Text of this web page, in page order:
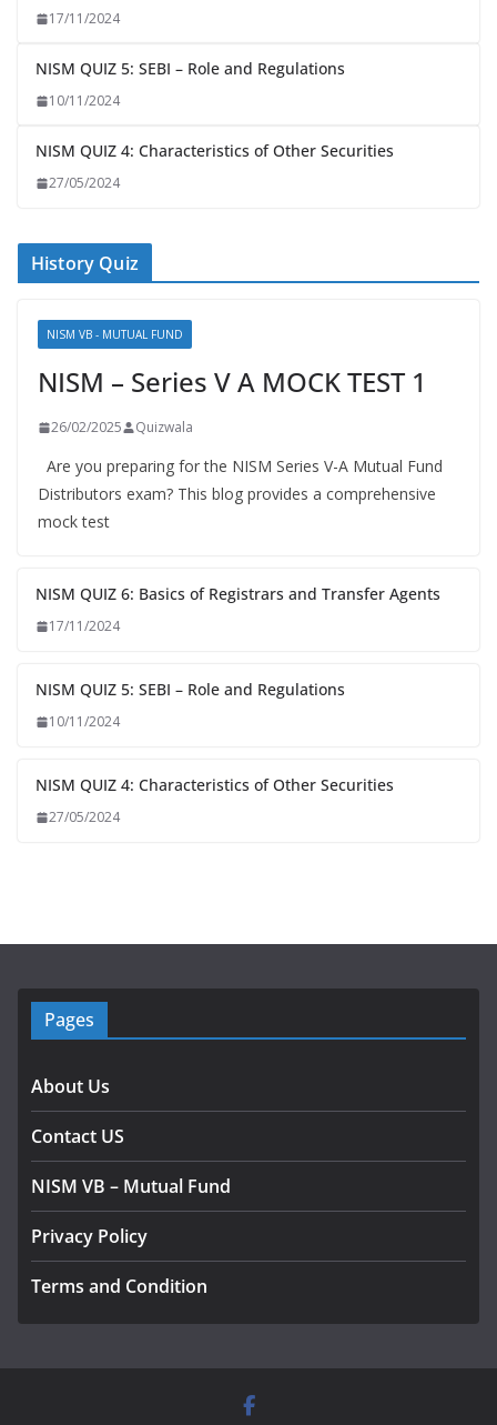
17/11/2024
NISM QUIZ 5: SEBI – Role and Regulations
10/11/2024
NISM QUIZ 4: Characteristics of Other Securities
27/05/2024
History Quiz
NISM VB - MUTUAL FUND
NISM – Series V A MOCK TEST 1
26/02/2025 Quizwala
Are you preparing for the NISM Series V-A Mutual Fund
Distributors exam? This blog provides a comprehensive
mock test
NISM QUIZ 6: Basics of Registrars and Transfer Agents
17/11/2024
NISM QUIZ 5: SEBI – Role and Regulations
10/11/2024
NISM QUIZ 4: Characteristics of Other Securities
27/05/2024
Pages
About Us
Contact US
NISM VB – Mutual Fund
Privacy Policy
Terms and Condition